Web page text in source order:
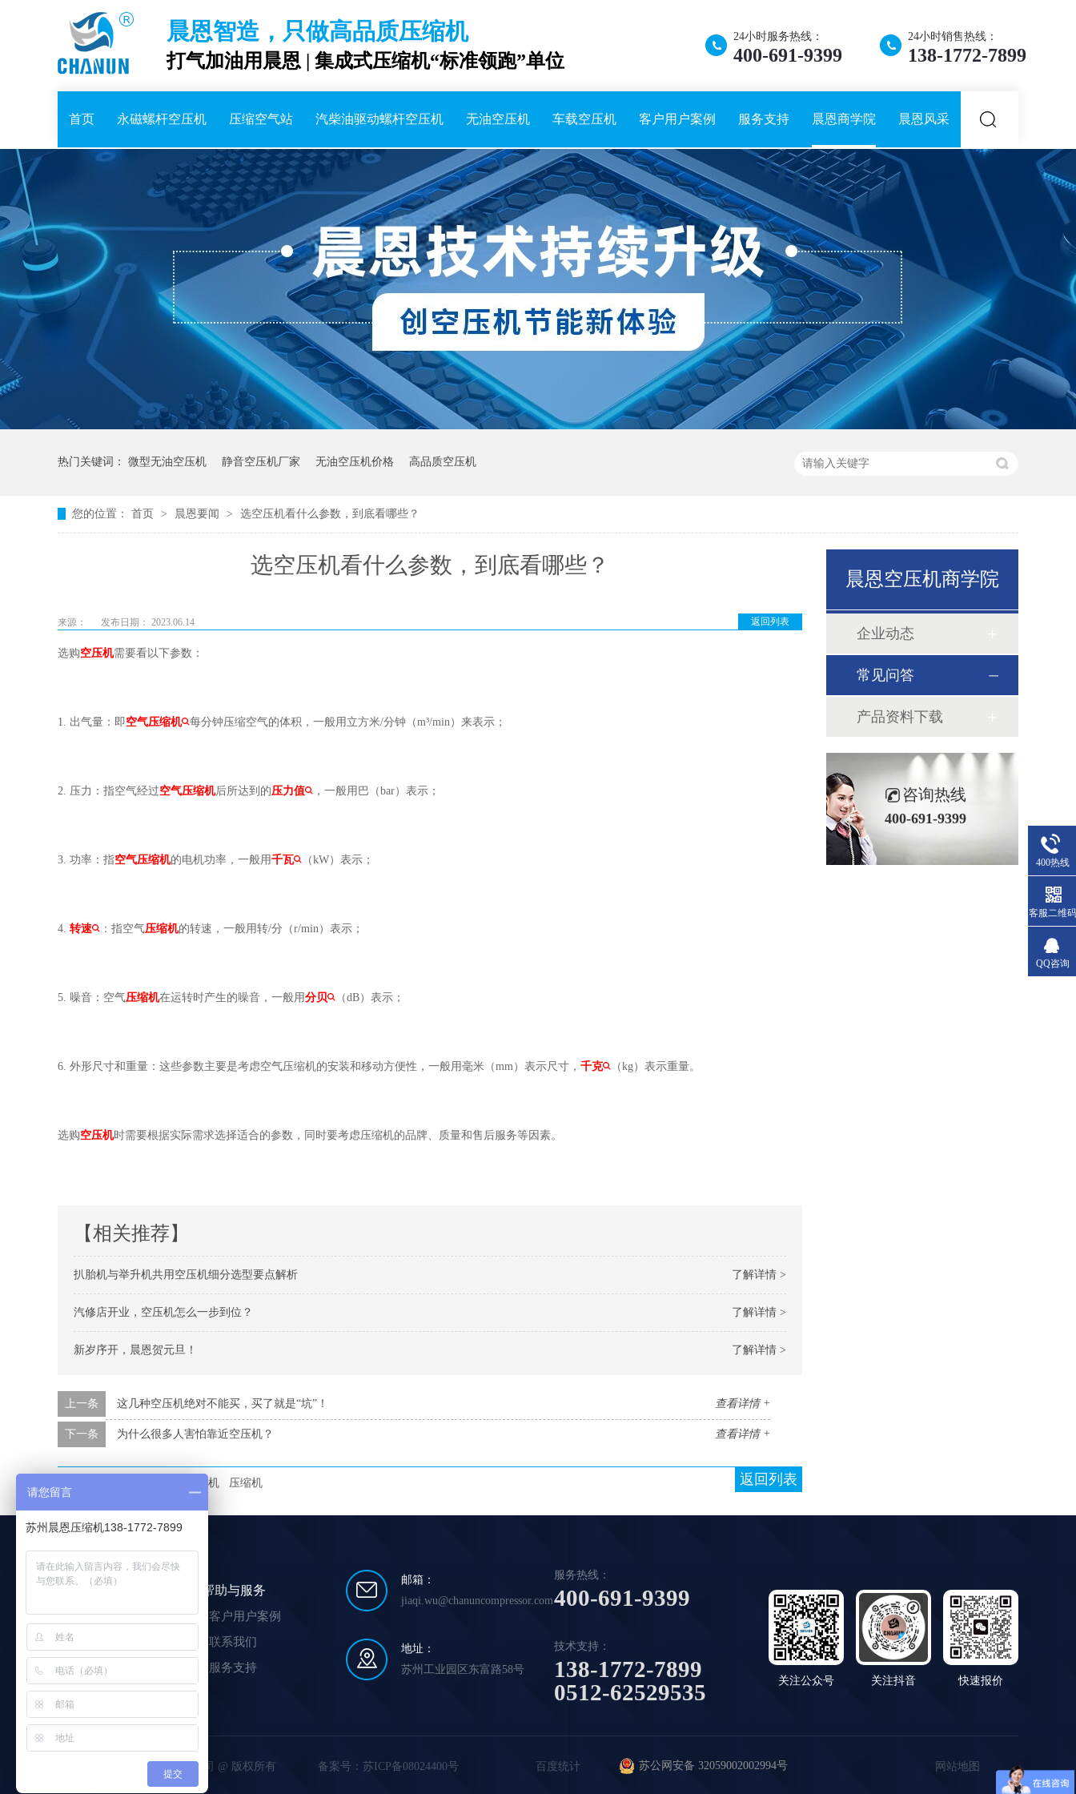
晨恩智造，只做高品质压缩机
打气加油用晨恩 | 集成式压缩机“标准领跑”单位
24小时服务热线：
400-691-9399
24小时销售热线：
138-1772-7899
首页 永磁螺杆空压机 压缩空气站 汽柴油驱动螺杆空压机 无油空压机 车载空压机 客户用户案例 服务支持 晨恩商学院 晨恩风采
热门关键词： 微型无油空压机 静音空压机厂家 无油空压机价格 高品质空压机
您的位置： 首页 > 晨恩要闻 > 选空压机看什么参数，到底看哪些？
选空压机看什么参数，到底看哪些？
返回列表
来源： 发布日期： 2023.06.14
选购空压机需要看以下参数：
1. 出气量：即空气压缩机 每分钟压缩空气的体积，一般用立方米/分钟（m³/min）来表示；
2. 压力：指空气经过空气压缩机后所达到的压力值 ，一般用巴（bar）表示；
3. 功率：指空气压缩机的电机功率，一般用千瓦 （kW）表示；
4. 转速 ：指空气压缩机的转速，一般用转/分（r/min）表示；
5. 噪音：空气压缩机在运转时产生的噪音，一般用分贝 （dB）表示；
6. 外形尺寸和重量：这些参数主要是考虑空气压缩机的安装和移动方便性，一般用毫米（mm）表示尺寸， 千克 （kg）表示重量。
选购空压机时需要根据实际需求选择适合的参数，同时要考虑压缩机的品牌、质量和售后服务等因素。
【相关推荐】
了解详情 >
扒胎机与举升机共用空压机细分选型要点解析
了解详情 >
汽修店开业，空压机怎么一步到位？
了解详情 >
新岁序开，晨恩贺元旦！
查看详情 +
上一条 这几种空压机绝对不能买，买了就是“坑”！
查看详情 +
下一条 为什么很多人害怕靠近空压机？
返回列表
空气压缩机 压缩机
晨恩空压机商学院
企业动态
常见问答
产品资料下载
咨询热线
400-691-9399
选购及了解
螺杆式空压机
压缩空气站
汽柴油驱动螺杆空压机
车载空压机
帮助与服务
客户用户案例
联系我们
服务支持
邮箱：
jiaqi.wu@chanuncompressor.com
地址：
苏州工业园区东富路58号
服务热线：
400-691-9399
技术支持：
138-1772-7899
0512-62529535
关注公众号 关注抖音 快速报价
苏州晨恩斯可络压缩机有限公司 @ 版权所有 备案号： 苏ICP备08024400号 百度统计 苏公网安备 32059002002994号 网站地图
400热线
客服二维码
QQ咨询
请您留言
苏州晨恩压缩机138-1772-7899
提交